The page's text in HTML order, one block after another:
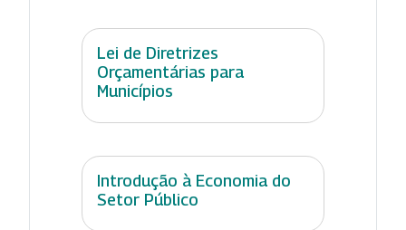
Lei de Diretrizes
Orçamentárias para
Municípios
Introdução à Economia do
Setor Público